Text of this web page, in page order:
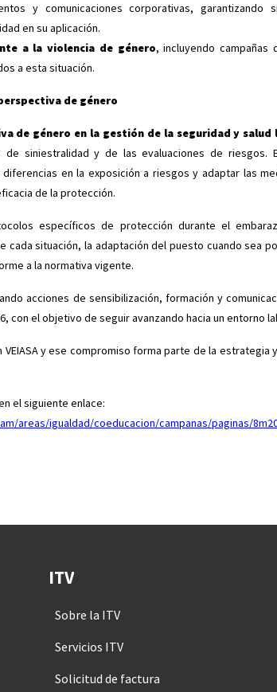
y comunicaciones corporativas, garantizando
en su aplicación.
a la violencia de género, incluyendo campañas
a esta situación.
de género
de género en la gestión de la seguridad y salud
siniestralidad y de las evaluaciones de riesgos.
en la exposición a riesgos y adaptar las
de la protección.
específicos de protección durante el
cada situación, la adaptación del puesto cuando sea
a la normativa vigente.
acciones de sensibilización, formación y
con el objetivo de seguir avanzando hacia un entorno
y ese compromiso forma parte de la estrategia
el siguiente enlace:
areas/igualdad/coeducacion/campanas/paginas/
ITV
Sobre la ITV
Servicios ITV
Solicitud de factura